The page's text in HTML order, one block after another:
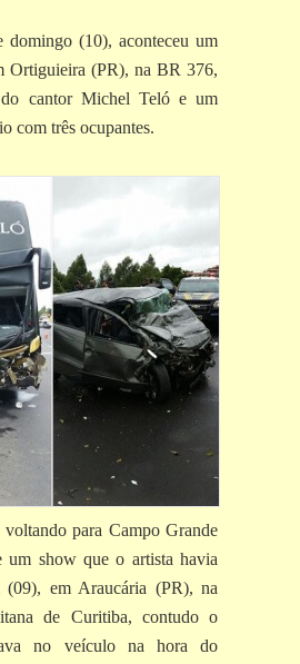
domingo (10), aconteceu um
Ortiguieira (PR), na BR 376,
cantor Michel Teló e um
com três ocupantes.
para Campo Grande
um show que o artista havia
(09), em Araucária (PR), na
de Curitiba, contudo o
no veículo na hora do